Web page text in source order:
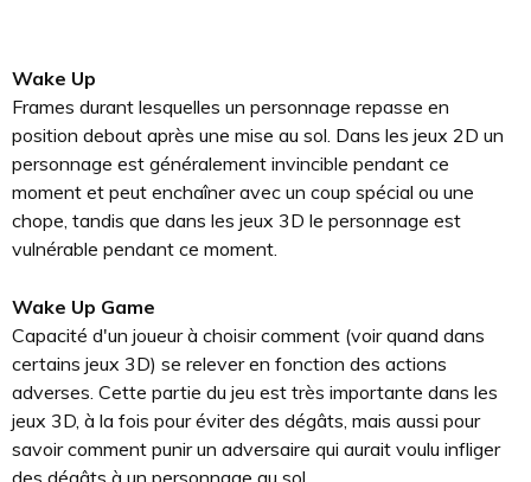
Wake Up
Frames durant lesquelles un personnage repasse en
position debout après une mise au sol. Dans les jeux 2D un
personnage est généralement invincible pendant ce
moment et peut enchaîner avec un coup spécial ou une
chope, tandis que dans les jeux 3D le personnage est
vulnérable pendant ce moment.
Wake Up Game
Capacité d'un joueur à choisir comment (voir quand dans
certains jeux 3D) se relever en fonction des actions
adverses. Cette partie du jeu est très importante dans les
jeux 3D, à la fois pour éviter des dégâts, mais aussi pour
savoir comment punir un adversaire qui aurait voulu infliger
des dégâts à un personnage au sol.